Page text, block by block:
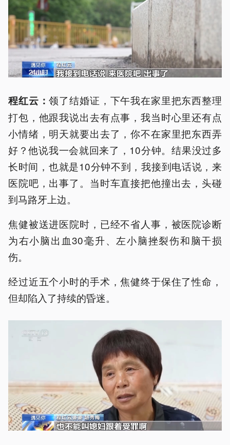
程红云：领了结婚证，下午我在家里把东西整理
打包，他跟我说出去有点事，我当时心里还有点
小情绪，明天就要出去了，你不在家里把东西弄
好？他说我一会就回来了，10分钟。结果没过多
长时间，也就是10分钟不到，我接到电话说，来
医院吧，出事了。当时车直接把他撞出去，头碰
到马路牙上边。
焦健被送进医院时，已经不省人事，被医院诊断
为右小脑出血30毫升、左小脑挫裂伤和脑干损
伤。
经过近五个小时的手术，焦健终于保住了性命，
但却陷入了持续的昏迷。